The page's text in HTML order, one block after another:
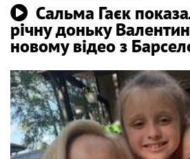
Сальма Гаєк
річну доньку
новому відео з